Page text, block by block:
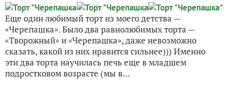
Еще один любимый торт из моего детства —
«Черепашка». Было два равнолюбимых торта —
«Творожный» и «Черепашка», даже невозможно
сказать, какой из них нравится сильнее))) Именно
эти два торта научилась печь еще в младшем
подростковом возрасте (мы в...